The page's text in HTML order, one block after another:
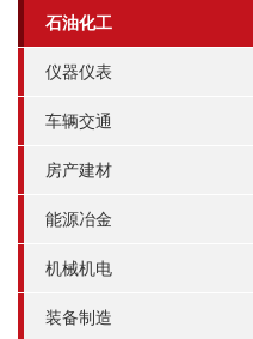
石油化工
仪器仪表
车辆交通
房产建材
能源冶金
机械机电
装备制造